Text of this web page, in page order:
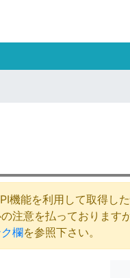
能を利用して取得し
注意を払っております
欄を参照下さい。